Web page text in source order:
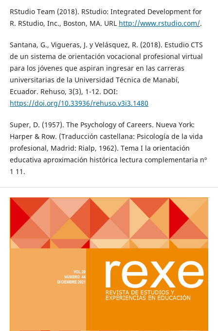
RStudio Team (2018). RStudio: Integrated Development for
R. RStudio, Inc., Boston, MA. URL http://www.rstudio.com/.
Santana, G., Vigueras, J. y Velásquez, R. (2018). Estudio CTS
de un sistema de orientación vocacional profesional virtual
para los jóvenes que aspiran ingresar en las carreras
universitarias de la Universidad Técnica de Manabí,
Ecuador. Rehuso, 3(3), 1-12. DOI:
https://doi.org/10.33936/rehuso.v3i3.1480
Super, D. (1957). The Psychology of Careers. Nueva York:
Harper & Row. (Traducción castellana: Psicología de la vida
profesional, Madrid: Rialp, 1962). Tema I la orientación
educativa aproximación histórica lectura complementaria nº
1 11.